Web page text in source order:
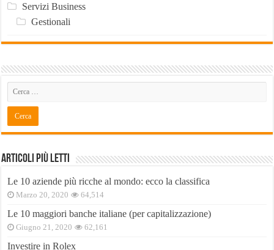
Servizi Business
Gestionali
Articoli Più Letti
Le 10 aziende più ricche al mondo: ecco la classifica
Marzo 20, 2020 64,514
Le 10 maggiori banche italiane (per capitalizzazione)
Giugno 21, 2020 62,161
Investire in Rolex